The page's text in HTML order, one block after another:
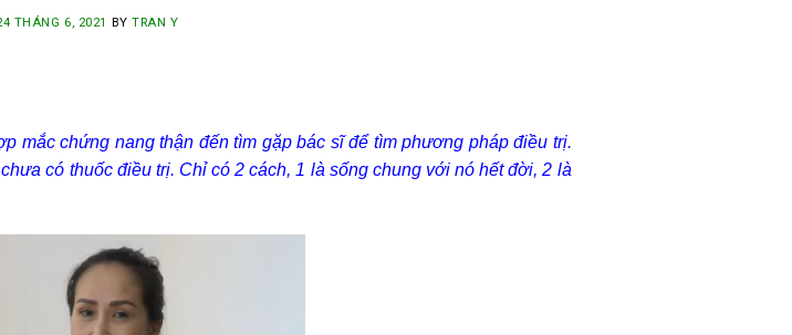
THÁNG 6, 2021 BYTRAN Y
mắc chứng nang thận đến tìm gặp bác sĩ để tìm phương pháp điều trị.
có thuốc điều trị. Chỉ có 2 cách, 1 là sống chung với nó hết đời, 2 là